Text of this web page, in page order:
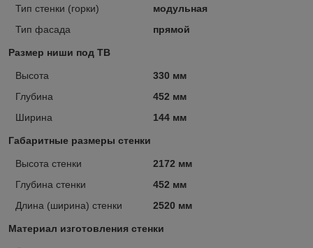
Тип стенки (горки)
модульная
Тип фасада
прямой
Размер ниши под ТВ
Высота
330 мм
Глубина
452 мм
Ширина
144 мм
Габаритные размеры стенки
Высота стенки
2172 мм
Глубина стенки
452 мм
Длина (ширина) стенки
2520 мм
Материал изготовления стенки